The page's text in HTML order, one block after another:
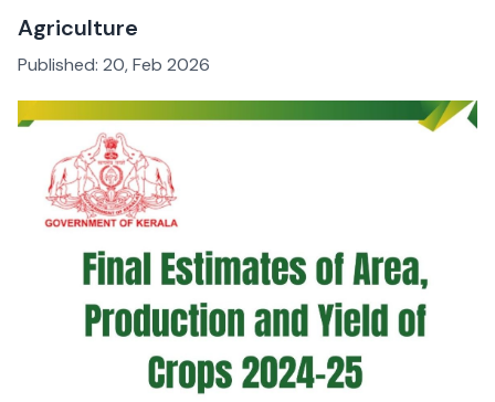
Agriculture
Published: 20, Feb 2026